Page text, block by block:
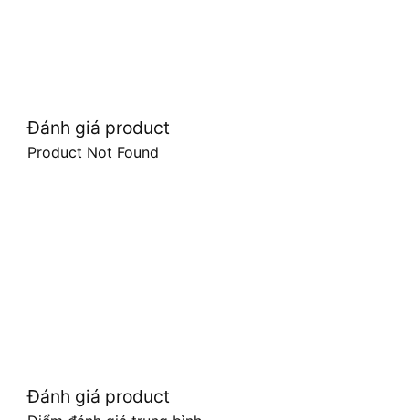
Đánh giá product
Product Not Found
Đánh giá product